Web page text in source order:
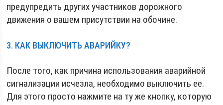
предупредить других участников дорожного
движения о вашем присутствии на обочине.
3. КАК ВЫКЛЮЧИТЬ АВАРИЙКУ?
После того, как причина использования аварийной
сигнализации исчезла, необходимо выключить ее.
Для этого просто нажмите на ту же кнопку, которую